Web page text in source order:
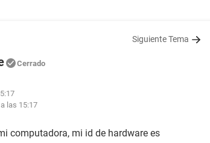
Siguiente Tema
Cerrado
las 15:17
computadora, mi id de hardware es